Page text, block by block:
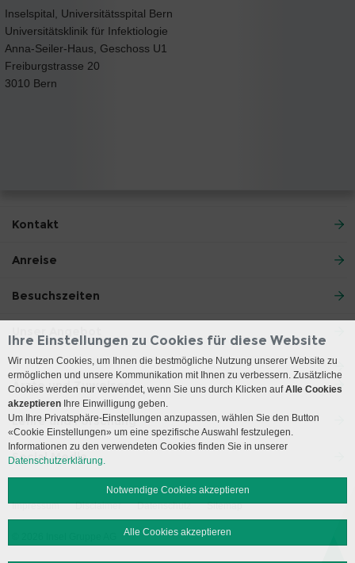
Inselspital, Universitätsspital Bern
Universitätsklinik für Infektiologie
Anna-Seiler-Haus, Geschoss U1
Freiburgstrasse 20
3010 Bern
Kontakt
Anreise
Besuchszeiten
Ärzte und Zuweiser
Lehre und Forschung
Social Media
Impressum Disclaimer Datenschutz Sitemap
Ihre Einstellungen zu Cookies für diese Website
Wir nutzen Cookies, um Ihnen die bestmögliche Nutzung unserer Website zu
ermöglichen und unsere Kommunikation mit Ihnen zu verbessern. Zusätzliche
Cookies werden nur verwendet, wenn Sie uns durch Klicken aufAlle Cookies
akzeptieren Ihre Einwilligung geben.
Um Ihre Privatsphäre-Einstellungen anzupassen, wählen Sie den Button
«Cookie Einstellungen» um eine spezifische Auswahl festzulegen.
Informationen zu den verwendeten Cookies finden Sie in unserer
Datenschutzerklärung.
Notwendige Cookies akzeptieren
Alle Cookies akzeptieren